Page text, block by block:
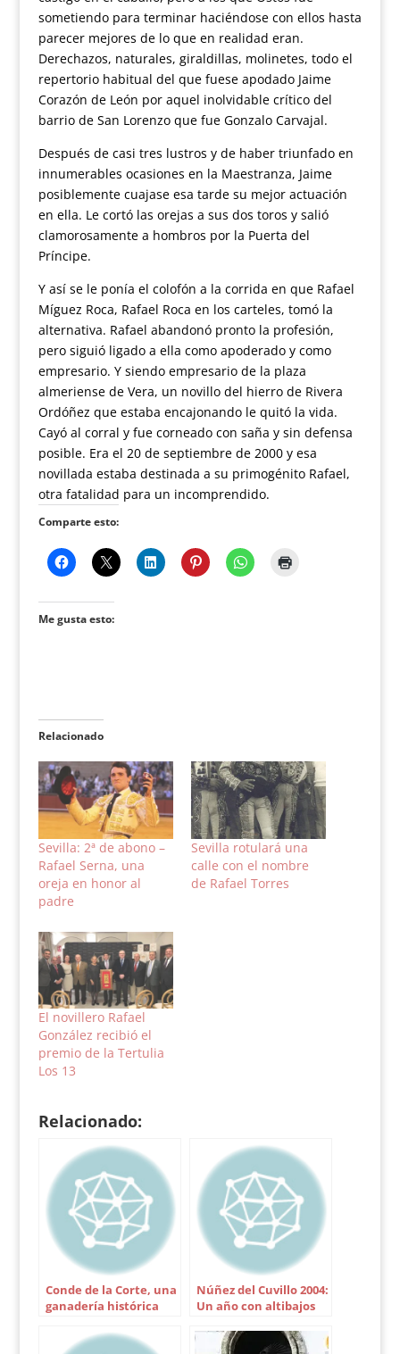
sometiendo para terminar haciéndose con ellos hasta
parecer mejores de lo que en realidad eran.
Derechazos, naturales, giraldillas, molinetes, todo el
repertorio habitual del que fuese apodado Jaime
Corazón de León por aquel inolvidable crítico del
barrio de San Lorenzo que fue Gonzalo Carvajal.
Después de casi tres lustros y de haber triunfado en
innumerables ocasiones en la Maestranza, Jaime
posiblemente cuajase esa tarde su mejor actuación
en ella. Le cortó las orejas a sus dos toros y salió
clamorosamente a hombros por la Puerta del
Príncipe.
Y así se le ponía el colofón a la corrida en que Rafael
Míguez Roca, Rafael Roca en los carteles, tomó la
alternativa. Rafael abandonó pronto la profesión,
pero siguió ligado a ella como apoderado y como
empresario. Y siendo empresario de la plaza
almeriense de Vera, un novillo del hierro de Rivera
Ordóñez que estaba encajonando le quitó la vida.
Cayó al corral y fue corneado con saña y sin defensa
posible. Era el 20 de septiembre de 2000 y esa
novillada estaba destinada a su primogénito Rafael,
otra fatalidad para un incomprendido.
Comparte esto:
Me gusta esto:
Relacionado
Sevilla: 2ª de abono –
Rafael Serna, una
oreja en honor al
padre
Sevilla rotulará una
calle con el nombre
de Rafael Torres
El novillero Rafael
González recibió el
premio de la Tertulia
Los 13
Relacionado:
Conde de la Corte, una
ganadería histórica
Núñez del Cuvillo 2004:
Un año con altibajos